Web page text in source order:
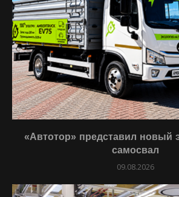
«Автотор» представил новый
самосвал
09.08.2026